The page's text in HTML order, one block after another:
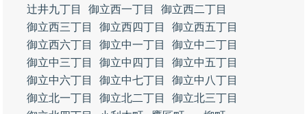
辻井九丁目
御立西一丁目
御立西二丁目
御立西三丁目
御立西四丁目
御立西五丁目
御立西六丁目
御立中一丁目
御立中二丁目
御立中三丁目
御立中四丁目
御立中五丁目
御立中六丁目
御立中七丁目
御立中八丁目
御立北一丁目
御立北二丁目
御立北三丁目